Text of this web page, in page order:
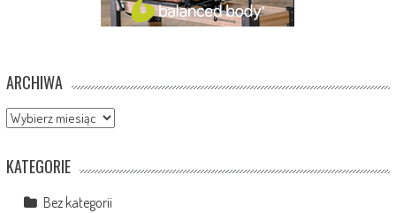
ARCHIWA
Archiwa
KATEGORIE
Bez kategorii